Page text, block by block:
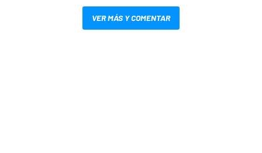
VER MÁS Y COMENTAR